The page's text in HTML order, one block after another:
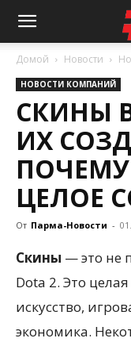
Домой Новости
НОВОСТИ КОМПАНИЙ
СКИНЫ В
ИХ
ЦЕЛОЕ
От Парма-Новости -
Скины — это не
Dota 2. Это
искусство,
экономика.